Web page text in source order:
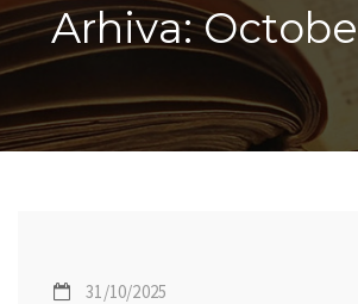
Arhiva:
31/10/2025